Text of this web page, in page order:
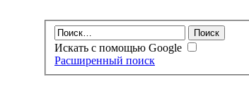
Искать с помощью Google
Расширенный поиск